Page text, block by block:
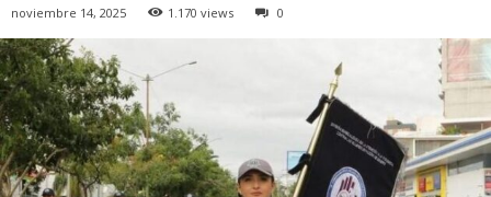
noviembre 14, 2025 1.170 views 0